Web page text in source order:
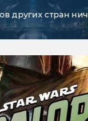
других стран